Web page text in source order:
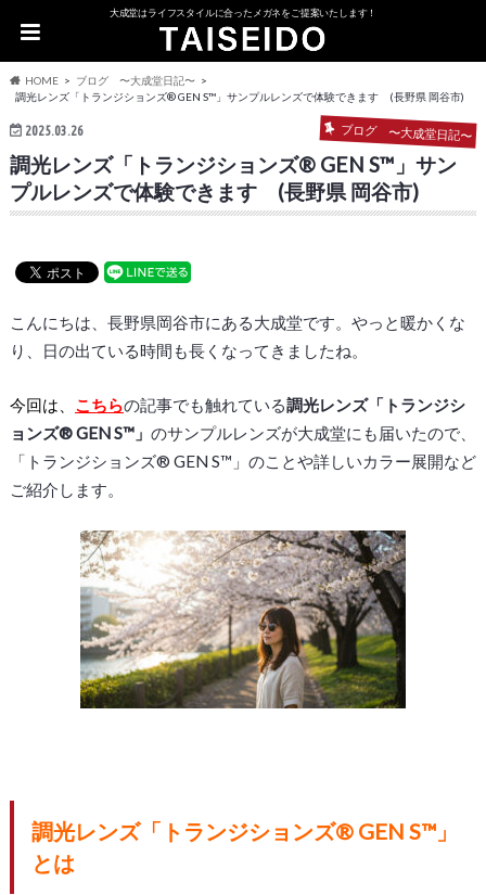
大成堂はライフスタイルに合ったメガネをご提案いたします！
HOME
ブログ 〜大成堂日記〜
調光レンズ「トランジションズ® GEN S™」サンプルレンズで体験できます (長野県 岡谷市)
2025.03.26 ブログ 〜大成堂日記〜
調光レンズ「トランジションズ® GEN S™」サン
プルレンズで体験できます (長野県 岡谷市)
こんにちは、長野県岡谷市にある大成堂です。やっと暖かくな
り、日の出ている時間も長くなってきましたね。
今回は、 こちらの記事でも触れている調光レンズ「トランジシ
ョンズ®GENS™」 のサンプルレンズが大成堂にも届いたので、
「 トランジションズ® GENS™ 」のことや詳しいカラー展開など
ご紹介します。
調光レンズ「 トランジションズ® GEN S™」
とは